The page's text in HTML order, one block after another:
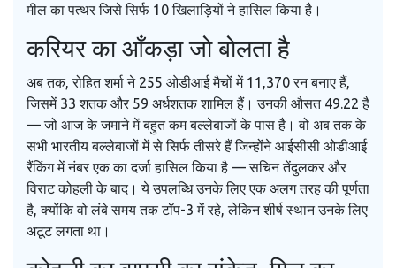
मील का पत्थर जिसे सिर्फ 10 खिलाड़ियों ने हासिल किया है।
करियर का आँकड़ा जो बोलता है
अब तक,रोहित शर्माने 255 ओडीआई मैचों में 11,370 रन बनाए हैं,
जिसमें 33 शतक और 59 अर्धशतक शामिल हैं। उनकी औसत 49.22 है
— जो आज के जमाने में बहुत कम बल्लेबाजों के पास है। वो अब तक के
सभी भारतीय बल्लेबाजों में से सिर्फ तीसरे हैं जिन्होंने आईसीसी ओडीआई
रैंकिंग में नंबर एक का दर्जा हासिल किया है —सचिन तेंदुलकर और
विराट कोहलीके बाद। ये उपलब्धि उनके लिए एक अलग तरह की पूर्णता
है, क्योंकि वो लंबे समय तक टॉप-3 में रहे, लेकिन शीर्ष स्थान उनके लिए
अटूट लगता था।